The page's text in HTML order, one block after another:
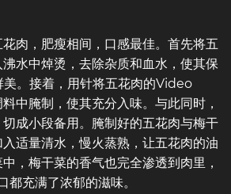
肉，肥瘦相间，口感最佳。首先将五
水中焯烫，去除杂质和血水，使其保
美。接着，用针将五花肉的Video
中腌制，使其充分入味。与此同时，
成小段备用。腌制好的五花肉与梅干
适量清水，慢火蒸熟，让五花肉的油
，梅干菜的香气也完全渗透到肉里，
都充满了浓郁的滋味。